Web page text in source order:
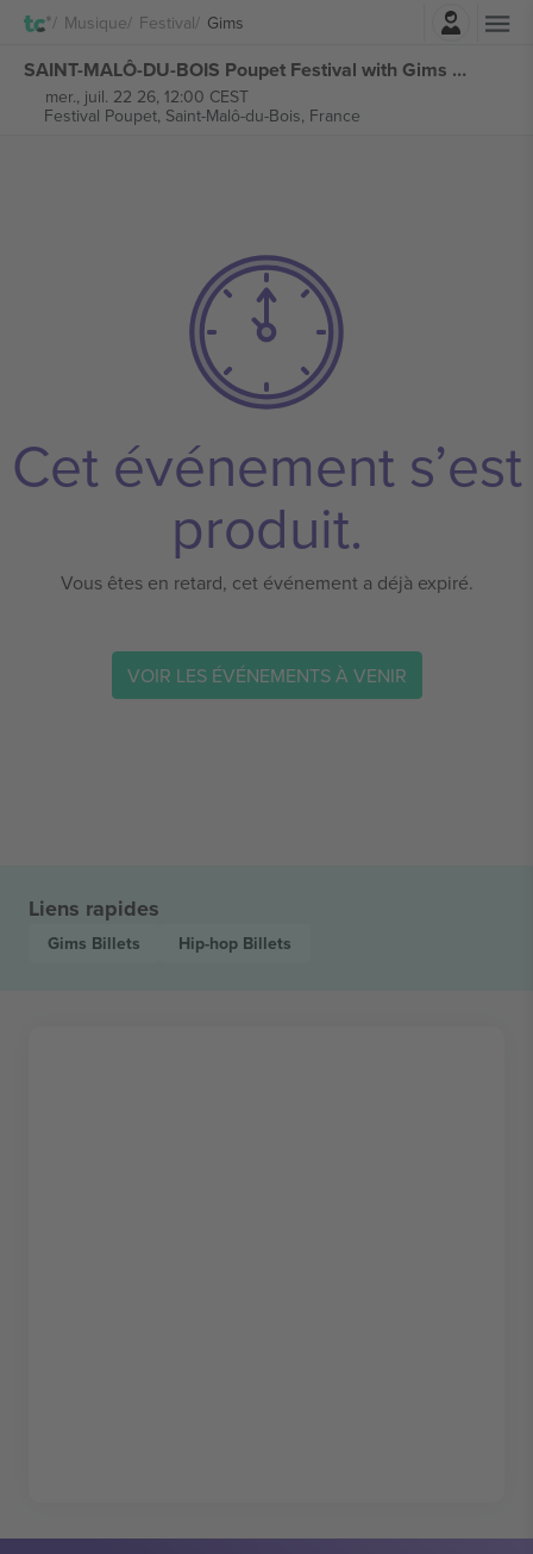
Musique Festival Gims
SAINT-MALÔ-DU-BOIS Poupet Festival with Gims billets
mer., juil. 22 26, 12:00 CEST
Festival Poupet, Saint-Malô-du-Bois, France
Cet événement s’est
produit.
Vous êtes en retard, cet événement a déjà expiré.
VOIR LES ÉVÉNEMENTS À VENIR
Liens rapides
Gims Billets Hip-hop Billets